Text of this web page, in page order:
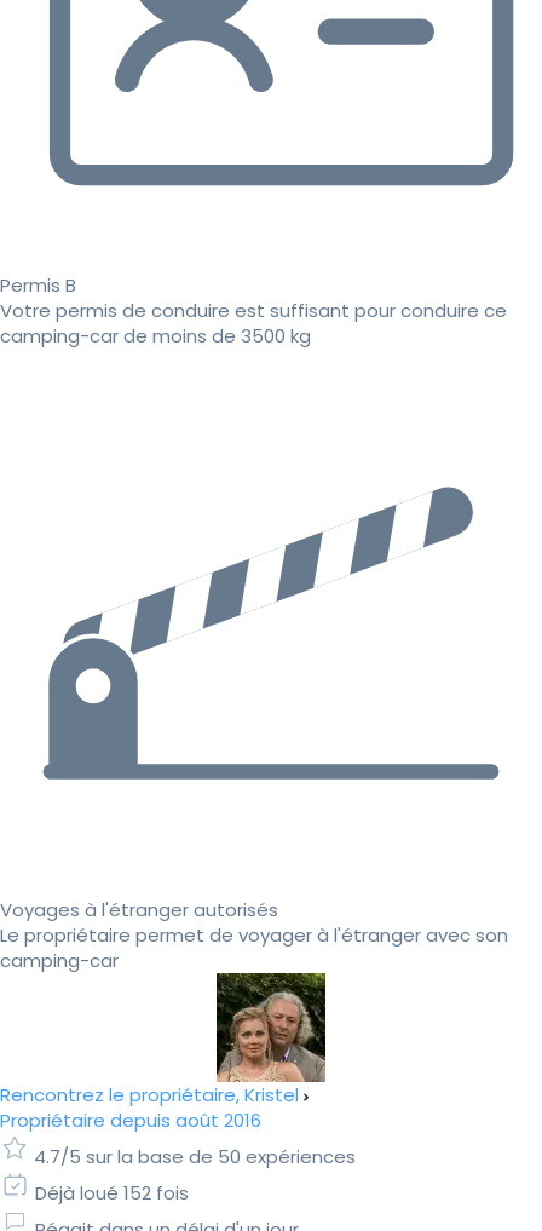
Permis B
Votre permis de conduire est suffisant pour conduire ce
camping-car de moins de 3500 kg
Voyages à l'étranger autorisés
Le propriétaire permet de voyager à l'étranger avec son
camping-car
Rencontrez le propriétaire, Kristel
Propriétaire depuis août 2016
4.7/5 sur la base de 50 expériences
Déjà loué 152 fois